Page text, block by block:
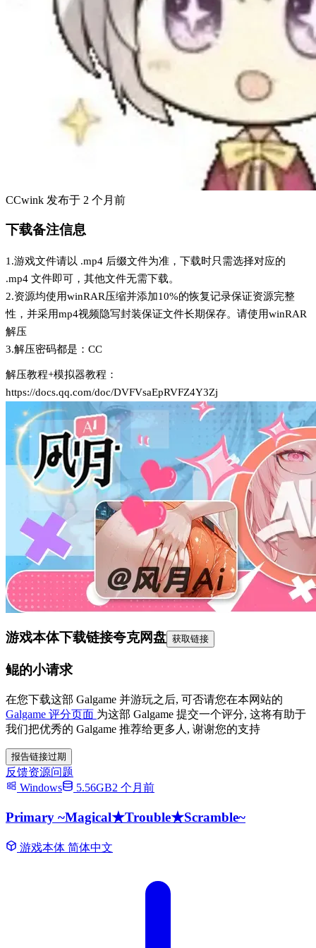
CCwink 发布于 2 个月前
下载备注信息
1.游戏文件请以 .mp4 后缀文件为准，下载时只需选择对应的
.mp4 文件即可，其他文件无需下载。
2.资源均使用winRAR压缩并添加10%的恢复记录保证资源完整
性，并采用mp4视频隐写封装保证文件长期保存。请使用winRAR
解压
3.解压密码都是：CC
解压教程+模拟器教程：
https://docs.qq.com/doc/DVFVsaEpRVFZ4Y3Zj
游戏本体下载链接夸克网盘 获取链接
鲲的小请求
在您下载这部 Galgame 并游玩之后, 可否请您在本网站的
Galgame 评分页面 为这部 Galgame 提交一个评分, 这将有助于
我们把优秀的 Galgame 推荐给更多人, 谢谢您的支持
报告链接过期
反馈资源问题
Windows
5.56GB2 个月前
Primary ~Magical★Trouble★Scramble~
游戏本体 简体中文